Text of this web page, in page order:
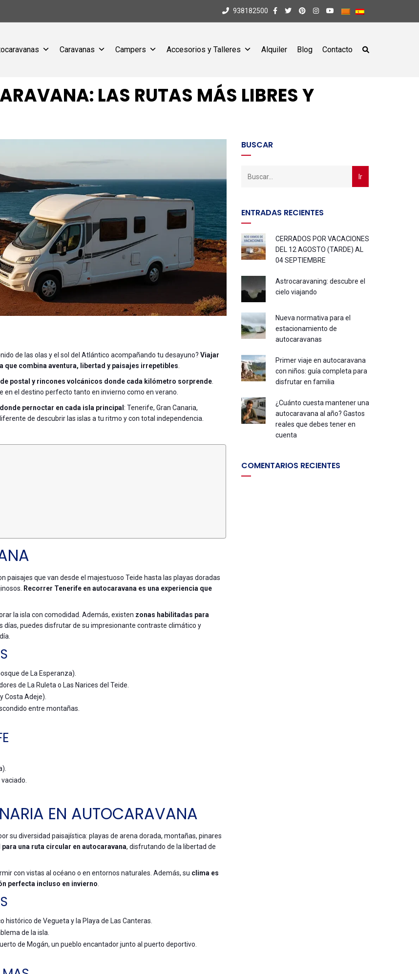
938182500
Caravanas Campers Accesorios y Talleres Alquiler Blog Contacto
LAS RUTAS MÁS LIBRES Y
de las olas y el sol del Atlántico acompañando tu desayuno? Viajar
que combina aventura, libertad y paisajes irrepetibles
postal y rincones volcánicos donde cada kilómetro sorprende
en el destino perfecto tanto en invierno como en verano.
pernoctar en cada isla principal : Tenerife, Gran Canaria,
de descubrir las islas a tu ritmo y con total independencia.
paisajes que van desde el majestuoso Teide hasta las playas doradas
Recorrer Tenerife en autocaravana es una experiencia que
la isla con comodidad. Además, existen zonas habilitadas para
días, puedes disfrutar de su impresionante contraste climático y
de La Esperanza).
de La Ruleta o Las Narices del Teide.
Costa Adeje).
entre montañas.
EN AUTOCARAVANA
su diversidad paisajística: playas de arena dorada, montañas, pinares
una ruta circular en autocaravana, disfrutando de la libertad de
con vistas al océano o en entornos naturales. Además, su clima es
perfecta incluso en invierno
histórico de Vegueta y la Playa de Las Canteras.
de la isla.
de Mogán, un pueblo encantador junto al puerto deportivo.
BUSCAR
ENTRADAS RECIENTES
CERRADOS POR VACACIONES
DEL 12 AGOSTO (TARDE) AL
04 SEPTIEMBRE
Astrocaravaning: descubre el
cielo viajando
Nueva normativa para el
estacionamiento de
autocaravanas
Primer viaje en autocaravana
con niños: guía completa para
disfrutar en familia
¿Cuánto cuesta mantener una
autocaravana al año? Gastos
reales que debes tener en
cuenta
COMENTARIOS RECIENTES